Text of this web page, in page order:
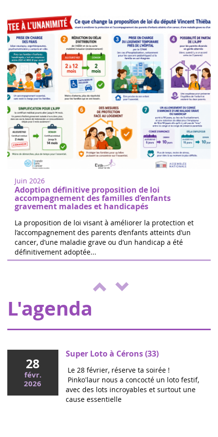
Juin 2026
Adoption définitive proposition de loi
accompagnement des familles d’enfants
gravement malades et handicapés
La proposition de loi visant à améliorer la protection et
l’accompagnement des parents d’enfants atteints d’un
cancer, d’une maladie grave ou d’un handicap a été
définitivement adoptée...
L'agenda
18
juin
2022
Donne di cuore a Nogent sur Oise
Cammina o corri per sostenere la ricerca
sul cancro infantile a Nogent-sur-Oise, a
in loco. Il 100% delle ...
04
Le 24 ore di Boissy le Cutté
Il team di Running Pour L'espoir sta
attività a beneficio di Eva pour la vie ed
ENVOL, a sostegno dei bambi...
28
févr.
2026
Super Loto à Cérons (33)
Le 28 février, réserve ta soirée !
Pinko'laur nous a concocté un loto festif,
avec des lots incroyables et surtout une
cause essentielle